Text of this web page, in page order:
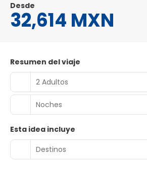
Desde
32,614 MXN
Resumen del viaje
2 Adultos
Noches
Esta idea incluye
Destinos